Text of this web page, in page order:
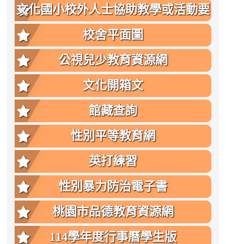
文化國小校外人士協助教學或活動要
點
校舍平面圖
公視兒少教育資源網
文化開箱文
館藏查詢
性別平等教育網
英打練習
性別暴力防治電子書
桃園市品德教育資源網
114學年度行事曆學生版